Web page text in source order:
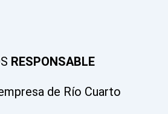
RESPONSABLE
de Río Cuarto